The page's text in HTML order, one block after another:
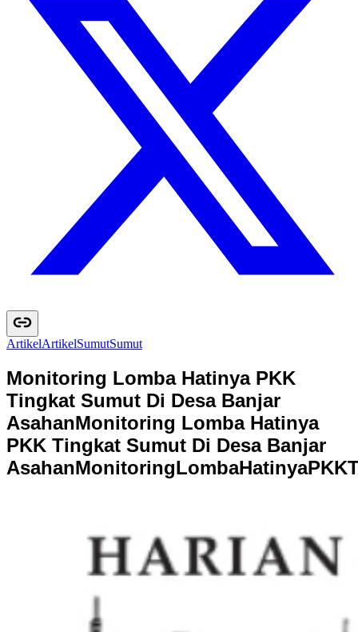
ArtikelArtikelSumutSumut
Monitoring Lomba Hatinya PKK
Tingkat Sumut Di Desa Banjar
AsahanMonitoring Lomba Hatinya
PKK Tingkat Sumut Di Desa Banjar
AsahanMonitoringLombaHatinyaPKK